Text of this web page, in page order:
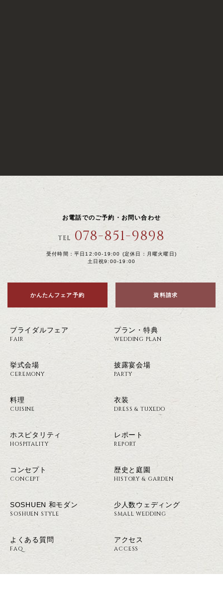
お電話でのご予約・お問い合わせ
TEL 078-851-9898
受付時間：平日12:00-19:00 (定休日：月曜火曜日)
土日祝9:00-19:00
かんたんフェア予約 資料請求
ブライダルフェア
FAIR
プラン・特典
WEDDING PLAN
挙式会場
CEREMONY
披露宴会場
PARTY
料理
CUISINE
衣装
DRESS & TUXEDO
ホスピタリティ
HOSPITALITY
レポート
REPORT
コンセプト
CONCEPT
歴史と庭園
HISTORY & GARDEN
SOSHUEN 和モダン
SOSHUEN STYLE
少人数ウェディング
SMALL WEDDING
よくある質問
FAQ
アクセス
ACCESS